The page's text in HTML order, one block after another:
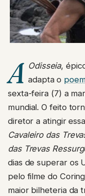
A Odisseia,
adapta o
sexta-feira (7) a
mundial. O feito
diretor a atingir
Cavaleiro das
das Trevas
dias de superar os
pelo filme do
maior bilheteria da